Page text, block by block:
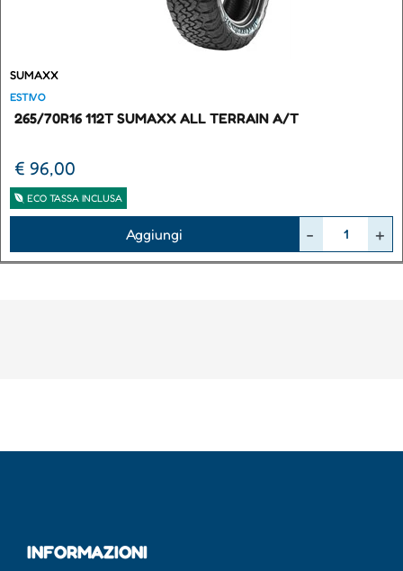
SUMAXX
ESTIVO
265/70R16 112T SUMAXX ALL TERRAIN A/T
€ 96,00
ECO TASSA INCLUSA
Aggiungi
INFORMAZIONI